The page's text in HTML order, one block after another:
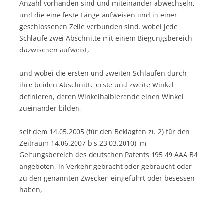
Anzahl vorhanden sind und miteinander abwechseln,
und die eine feste Länge aufweisen und in einer
geschlossenen Zelle verbunden sind, wobei jede
Schlaufe zwei Abschnitte mit einem Biegungsbereich
dazwischen aufweist,
und wobei die ersten und zweiten Schlaufen durch
ihre beiden Abschnitte erste und zweite Winkel
definieren, deren Winkelhalbierende einen Winkel
zueinander bilden,
seit dem 14.05.2005 (für den Beklagten zu 2) für den
Zeitraum 14.06.2007 bis 23.03.2010) im
Geltungsbereich des deutschen Patents 195 49 AAA B4
angeboten, in Verkehr gebracht oder gebraucht oder
zu den genannten Zwecken eingeführt oder besessen
haben,